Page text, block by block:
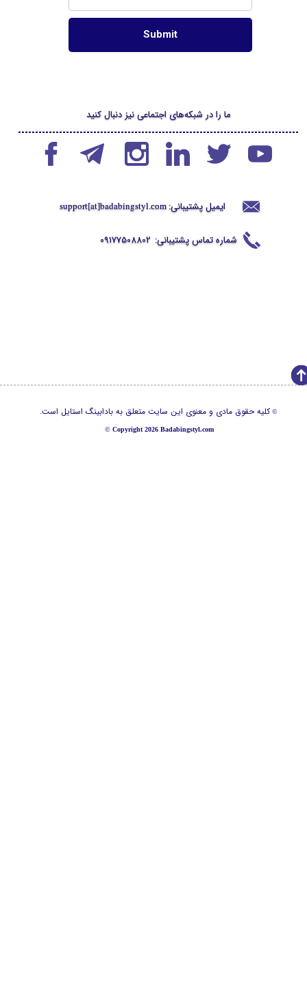
©کلیه حقوق مادی و معنوی این سایت متعلق به بادابینگ استایل است.
© Copyright 2026 Badabingstyl.com
ایمیل پشتیبانی: support[at]badabingstyl.com
شماره تماس پشتیبانی: 09177508802
ما را در شبکه‌های اجتماعی نیز دنبال کنید